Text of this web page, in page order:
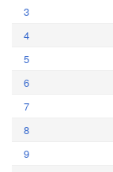
3
4
5
6
7
8
9